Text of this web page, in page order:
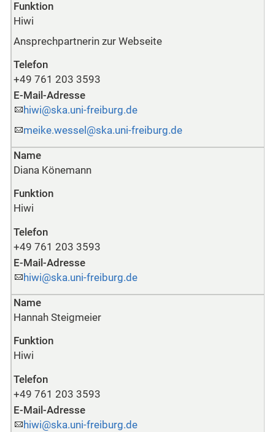
Funktion
Hiwi
Ansprechpartnerin zur Webseite
Telefon
+49 761 203 3593
E-Mail-Adresse
hiwi@ska.uni-freiburg.de
meike.wessel@ska.uni-freiburg.de
Name
Diana Könemann
Funktion
Hiwi
Telefon
+49 761 203 3593
E-Mail-Adresse
hiwi@ska.uni-freiburg.de
Name
Hannah Steigmeier
Funktion
Hiwi
Telefon
+49 761 203 3593
E-Mail-Adresse
hiwi@ska.uni-freiburg.de